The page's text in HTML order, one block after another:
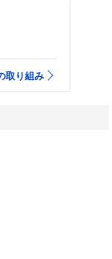
取り組み